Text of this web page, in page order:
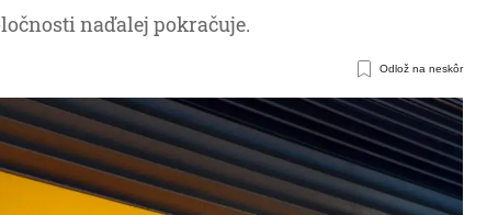
naďalej pokračuje.
Odlož na neskôr